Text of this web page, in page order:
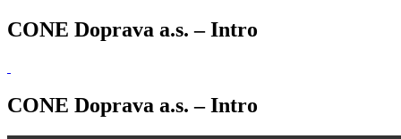
CONE Doprava a.s. – Intro
CONE Doprava a.s. – Intro